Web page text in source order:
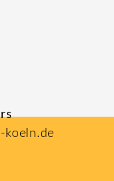
koeln.de